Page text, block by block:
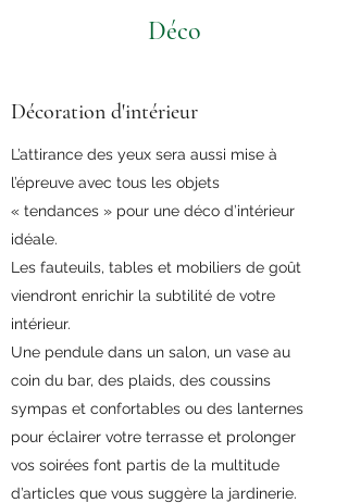
Déco
Décoration d'intérieur
L’attirance des yeux sera aussi mise à
l’épreuve avec tous les objets
« tendances » pour une déco d’intérieur
idéale.
Les fauteuils, tables et mobiliers de goût
viendront enrichir la subtilité de votre
intérieur.
Une pendule dans un salon, un vase au
coin du bar, des plaids, des coussins
sympas et confortables ou des lanternes
pour éclairer votre terrasse et prolonger
vos soirées font partis de la multitude
d’articles que vous suggère la jardinerie.